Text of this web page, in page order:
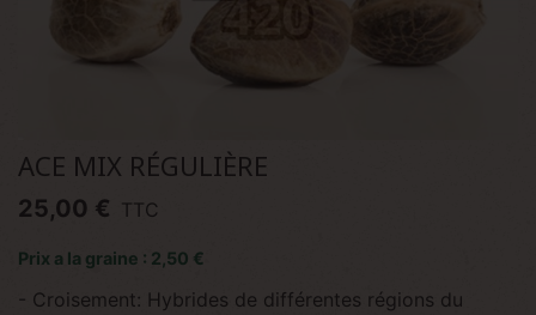
ACE MIX RÉGULIÈRE
25,00 € TTC
Prix a la graine : 2,50 €
- Croisement: Hybrides de différentes régions du